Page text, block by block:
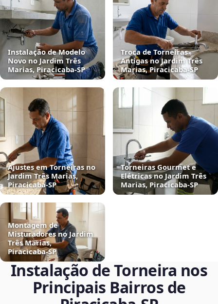
Instalação de Modelo
Novo no Jardim Três
Marias, Piracicaba‑SP
Troca de Torneiras
Antigas no Jardim Três
Marias, Piracicaba‑SP
Ajustes em Torneiras no
Jardim Três Marias,
Piracicaba‑SP
Torneiras Gourmet e
Elétricas no Jardim Três
Marias, Piracicaba‑SP
Montagem de
Misturadores no Jardim
Três Marias,
Piracicaba‑SP
Instalação de Torneira nos
Principais Bairros de